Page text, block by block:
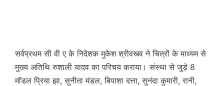
सर्वप्रथम सी वी ए के निदेशक मुकेश श्रीवस्त्व ने चित्रों के माध्यम से
मुख्य अतिथि रुशाली यादव का परिचय कराया। संस्था से जुड़े 8
मॉडल प्रिया झा, सुनीता मंडल, बिपाशा दत्ता, सुनंदा कुमारी, रानी,